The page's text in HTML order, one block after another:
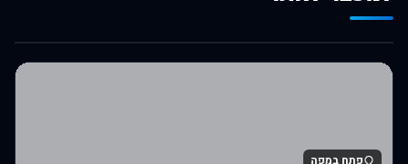
לרכישה באלי אקספרס
פתח במפה